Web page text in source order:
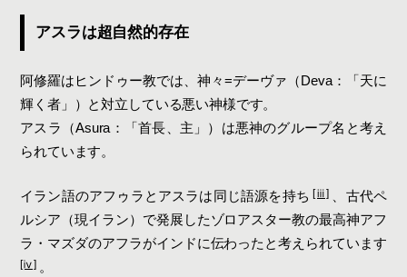
アスラは超自然的存在
阿修羅はヒンドゥー教では、神々=デーヴァ（Deva：「天に
輝く者」）と対立している悪い神様です。
アスラ（Asura：「首長、主」）は悪神のグループ名と考え
られています。
イラン語のアフゥラとアスラは同じ語源を持ち [ⅲ] 、古代ペ
ルシア（現イラン）で発展したゾロアスター教の最高神アフ
ラ・マズダのアフラがインドに伝わったと考えられています
[ⅳ] 。